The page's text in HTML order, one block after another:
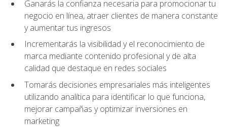
Ganarás la confianza necesaria para promocionar tu
negocio en línea, atraer clientes de manera constante
y aumentar tus ingresos
Incrementarás la visibilidad y el reconocimiento de
marca mediante contenido profesional y de alta
calidad que destaque en redes sociales
Tomarás decisiones empresariales más inteligentes
utilizando analítica para identificar lo que funciona,
mejorar campañas y optimizar inversiones en
marketing